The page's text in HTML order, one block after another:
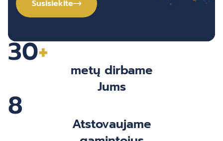
Susisiekite
30+
metų dirbame
Jums
8
Atstovaujame